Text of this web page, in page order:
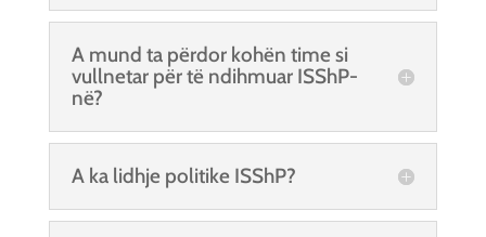
A mund ta përdor kohën time si
vullnetar për të ndihmuar ISShP-
në?
A ka lidhje politike ISShP?